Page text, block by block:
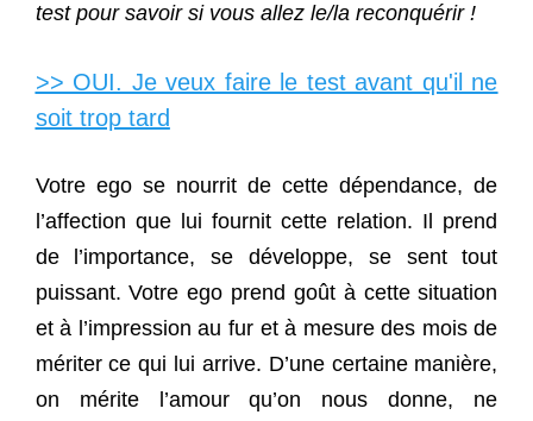
test pour savoir si vous allez le/la reconquérir !
>> OUI. Je veux faire le test avant qu'il ne
soit trop tard
Votre ego se nourrit de cette dépendance, de
l’affection que lui fournit cette relation. Il prend
de l’importance, se développe, se sent tout
puissant. Votre ego prend goût à cette situation
et à l’impression au fur et à mesure des mois de
mériter ce qui lui arrive. D’une certaine manière,
on mérite l’amour qu’on nous donne, ne